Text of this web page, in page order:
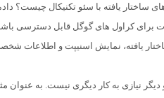
ساختار یافته با سئو تکنیکال چیست؟
کراول های گوگل قابل دسترسی
و دیگر نیازی به کار دیگری نیست. به